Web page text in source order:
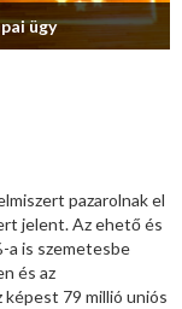
ügy
pazarolnak el
jelent. Az ehető és
a is szemetesbe
és az
képest 79 millió uniós